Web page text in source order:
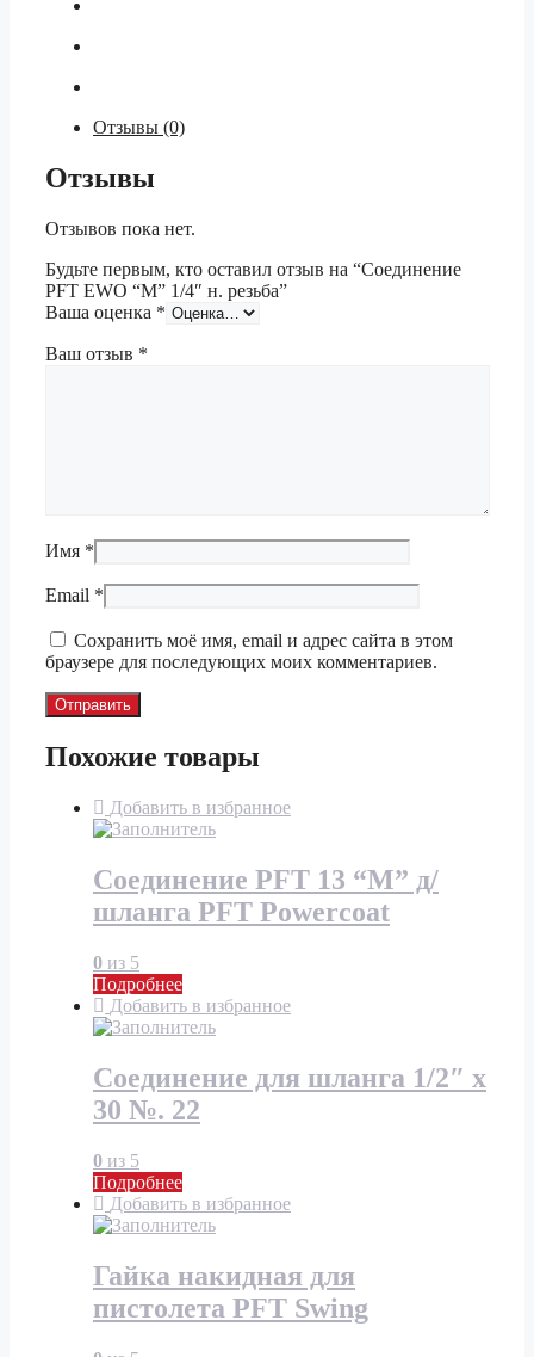
Отзывы (0)
Отзывы
Отзывов пока нет.
Будьте первым, кто оставил отзыв на “Соединение
PFT EWO “М” 1/4″ н. резьба”
Ваша оценка *
Ваш отзыв *
Имя *
Email *
Сохранить моё имя, email и адрес сайта в этом
браузере для последующих моих комментариев.
Похожие товары
Добавить в избранное
Соединение PFT 13 “М” д/
шланга PFT Powercoat
0 из 5
Подробнее
Добавить в избранное
Соединение для шланга 1/2″ x
30 №. 22
0 из 5
Подробнее
Добавить в избранное
Гайка накидная для
пистолета PFT Swing